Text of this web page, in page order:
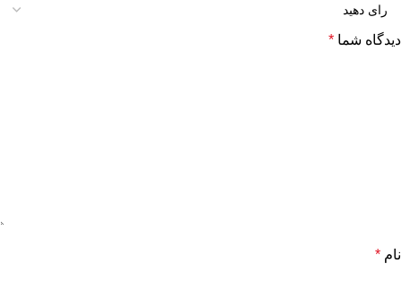
دیدگاه شما *
نام *